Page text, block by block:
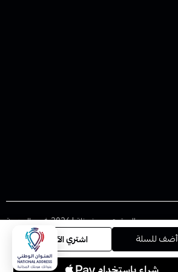
أضف للسلة اشتري الآن
الحقوق محفوظة | 2026 فيب المدينة